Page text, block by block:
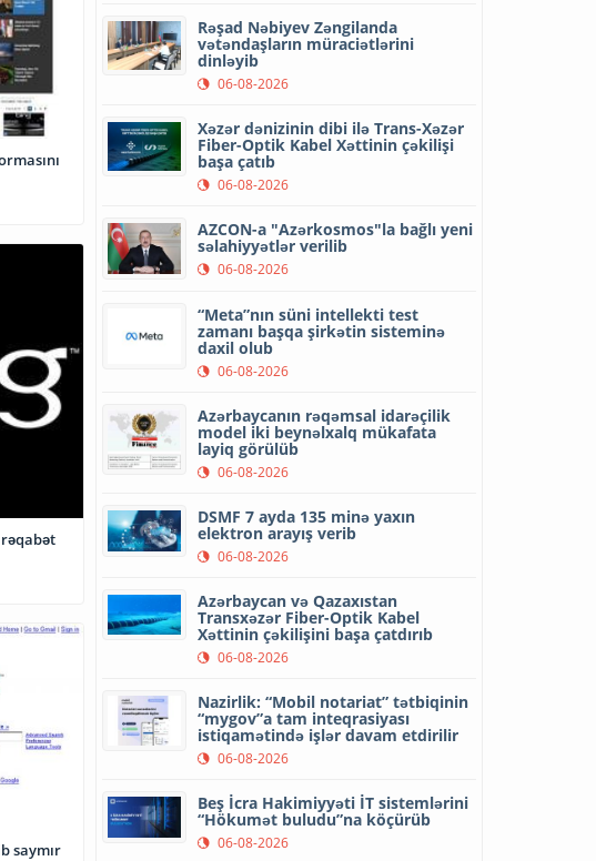
rəqabət
saymır
Rəşad Nəbiyev Zəngilanda
vətəndaşların müraciətlərini
dinləyib
06-08-2026
Xəzər dənizinin dibi ilə Trans-Xəzər
Fiber-Optik Kabel Xəttinin çəkilişi
başa çatıb
06-08-2026
AZCON-a "Azərkosmos"la bağlı yeni
səlahiyyətlər verilib
06-08-2026
“Meta”nın süni intellekti test
zamanı başqa şirkətin sisteminə
daxil olub
06-08-2026
Azərbaycanın rəqəmsal idarəçilik
model iki beynəlxalq mükafata
layiq görülüb
06-08-2026
DSMF 7 ayda 135 minə yaxın
elektron arayış verib
06-08-2026
Azərbaycan və Qazaxıstan
Transxəzər Fiber-Optik Kabel
Xəttinin çəkilişini başa çatdırıb
06-08-2026
Nazirlik: “Mobil notariat” tətbiqinin
“mygov”a tam inteqrasiyası
istiqamətində işlər davam etdirilir
06-08-2026
Beş İcra Hakimiyyəti İT sistemlərini
“Hökumət buludu”na köçürüb
06-08-2026